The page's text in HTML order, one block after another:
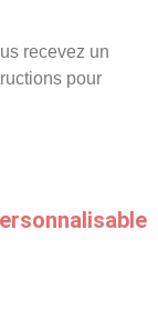
recevez un
pour